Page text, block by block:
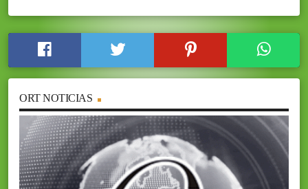
ORT NOTICIAS